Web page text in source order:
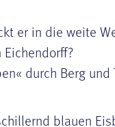
er in die weite
durch Berg
blauen